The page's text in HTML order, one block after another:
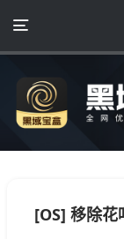
[OS] 移除